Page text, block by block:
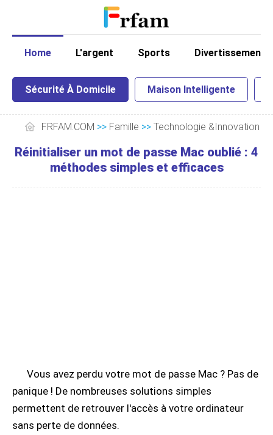
Home L'argent Sports Divertissement
Sécurité À Domicile Maison Intelligente
FRFAM.COM >> Famille >> Technologie &Innovation
Réinitialiser un mot de passe Mac oublié : 4
méthodes simples et efficaces
Vous avez perdu votre mot de passe Mac ? Pas de
panique ! De nombreuses solutions simples
permettent de retrouver l'accès à votre ordinateur
sans perte de données.